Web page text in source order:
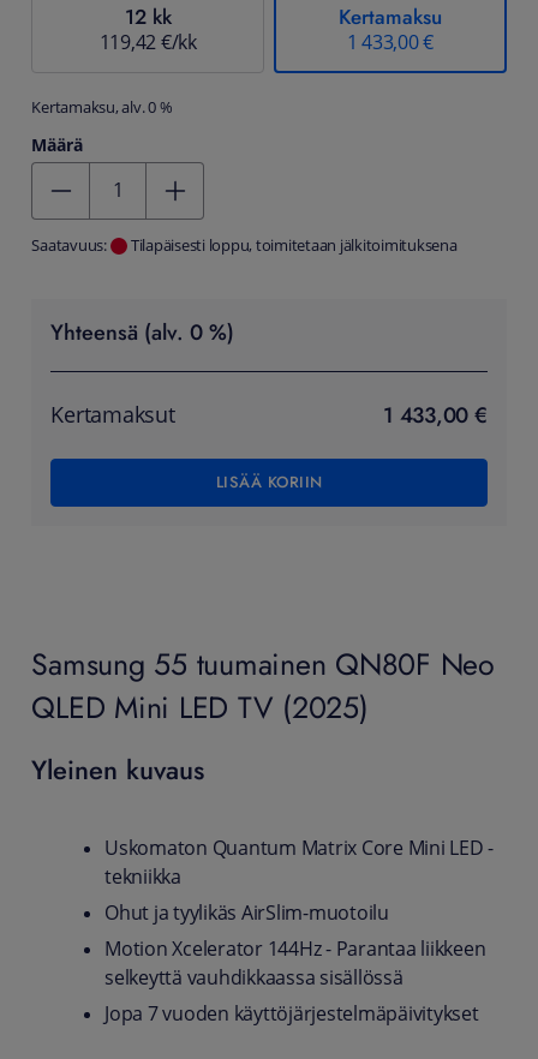
12 kk
119,42 €/kk
Kertamaksu
1 433,00 €
Kertamaksu, alv. 0 %
Määrä
Saatavuus: Tilapäisesti loppu, toimitetaan jälkitoimituksena
Yhteensä (alv. 0 %)
Kertamaksut 1 433,00 €
LISÄÄ KORIIN
Samsung 55 tuumainen QN80F Neo
QLED Mini LED TV (2025)
Yleinen kuvaus
Uskomaton Quantum Matrix Core Mini LED -
tekniikka
Ohut ja tyylikäs AirSlim-muotoilu
Motion Xcelerator 144Hz - Parantaa liikkeen
selkeyttä vauhdikkaassa sisällössä
Jopa 7 vuoden käyttöjärjestelmäpäivitykset